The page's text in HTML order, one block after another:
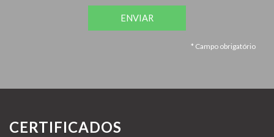
ENVIAR
* Campo obrigatório
CERTIFICADOS